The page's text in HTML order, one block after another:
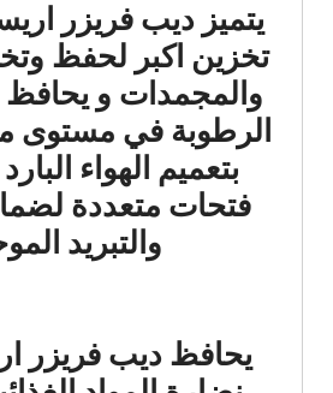
يتميز ديب فريزر
تخزين اكبر لحفظ
والمجمدات و يحافظ
الرطوبة في مستوى
بتعميم الهواء
فتحات متعددة
والتبريد
يحافظ ديب فريزر